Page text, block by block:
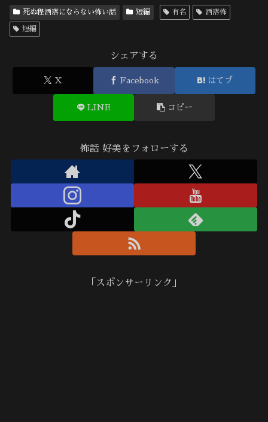
死ぬ程洒落にならない怖い話 短編 有名 洒落怖
短編
シェアする
X Facebook はてブ
LINE コピー
怖話 好美をフォローする
「スポンサーリンク」